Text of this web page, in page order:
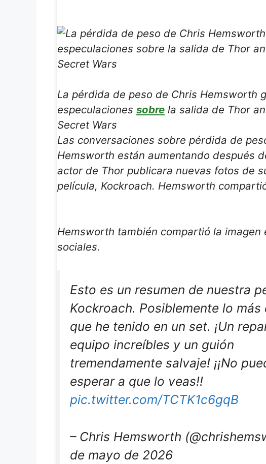
La pérdida de peso de Chris Hemsworth
especulaciones sobre la salida de Thor
Secret Wars
Las conversaciones sobre pérdida de
Hemsworth están aumentando después
actor de Thor publicara nuevas fotos de
película, Kockroach. Hemsworth
Hemsworth también compartió la imagen
sociales.
Esto es un resumen de nuestra
Kockroach. Posiblemente lo
que he tenido en un set. ¡Un
equipo increíbles y un guión
tremendamente salvaje! ¡¡No
esperar a que lo veas!!
pic.twitter.com/TCTK1c6gqB
– Chris Hemsworth
de mayo de 2026